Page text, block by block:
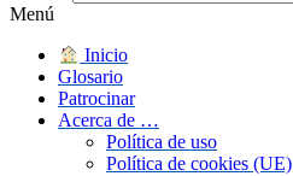
Menú
Inicio
Glosario
Patrocinar
Acerca de …
Política de uso
Política de cookies (UE)